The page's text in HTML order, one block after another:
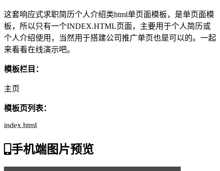
这套响应式求职简历个人介绍类html单页面模板，是单页面模
板，所以只有一个INDEX.HTML页面，主要用于个人简历或
个人介绍使用，当然用于搭建公司推广单页也是可以的。一起
来看看在线演示吧。
模板栏目：
主页
模板页列表：
index.html
手机端图片预览